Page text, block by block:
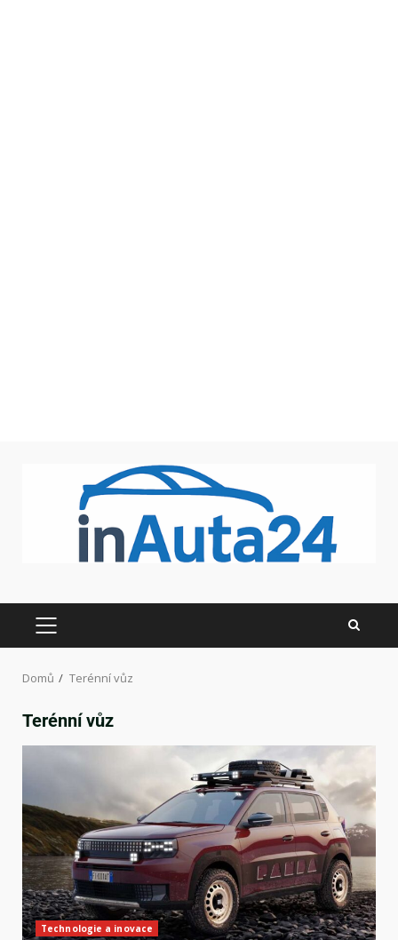
Domů Terénní vůz
Terénní vůz
Technologie a inovace